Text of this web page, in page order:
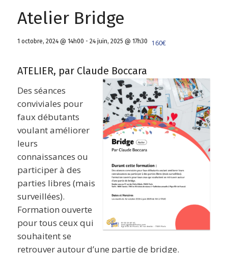
Atelier Bridge
1 octobre, 2024 @ 14h00 - 24 juin, 2025 @ 17h30 160€
ATELIER, par Claude Boccara
Des séances
conviviales pour
faux débutants
voulant améliorer
leurs
connaissances ou
participer à des
parties libres (mais
surveillées).
Formation ouverte
pour tous ceux qui
souhaitent se
retrouver autour d’une partie de bridge.